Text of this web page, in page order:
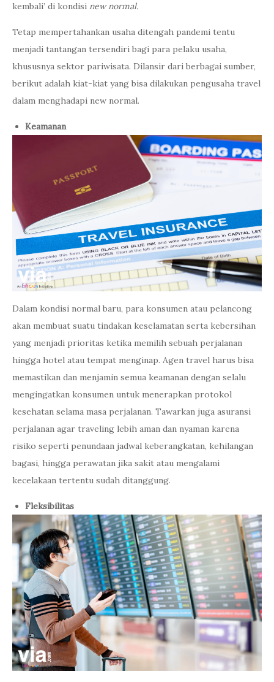
kembali’ di kondisi new normal.
Tetap mempertahankan usaha ditengah pandemi tentu
menjadi tantangan tersendiri bagi para pelaku usaha,
khususnya sektor pariwisata. Dilansir dari berbagai sumber,
berikut adalah kiat-kiat yang bisa dilakukan pengusaha travel
dalam menghadapi new normal.
Keamanan
Dalam kondisi normal baru, para konsumen atau pelancong
akan membuat suatu tindakan keselamatan serta kebersihan
yang menjadi prioritas ketika memilih sebuah perjalanan
hingga hotel atau tempat menginap. Agen travel harus bisa
memastikan dan menjamin semua keamanan dengan selalu
mengingatkan konsumen untuk menerapkan protokol
kesehatan selama masa perjalanan. Tawarkan juga asuransi
perjalanan agar traveling lebih aman dan nyaman karena
risiko seperti penundaan jadwal keberangkatan, kehilangan
bagasi, hingga perawatan jika sakit atau mengalami
kecelakaan tertentu sudah ditanggung.
Fleksibilitas